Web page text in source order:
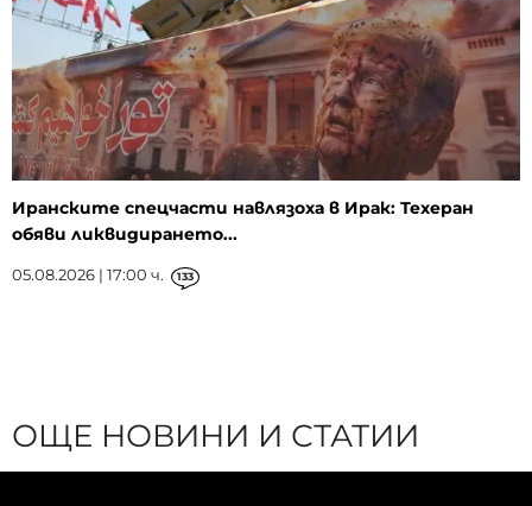
Иранските спецчасти навлязоха в Ирак: Техеран
обяви ликвидирането...
05.08.2026 | 17:00 ч. 133
ОЩЕ НОВИНИ И СТАТИИ